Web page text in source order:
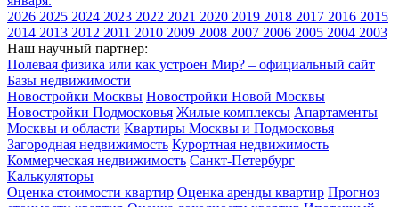
2026 2025 2024 2023 2022 2021 2020 2019 2018 2017 2016 2015
2014 2013 2012 2011 2010 2009 2008 2007 2006 2005 2004 2003
Наш научный партнер:
Полевая физика или как устроен Мир? – официальный сайт
Базы недвижимости
Новостройки Москвы Новостройки Новой Москвы
Новостройки Подмосковья Жилые комплексы Апартаменты
Москвы и области Квартиры Москвы и Подмосковья
Загородная недвижимость Курортная недвижимость
Коммерческая недвижимость Санкт-Петербург
Калькуляторы
Оценка стоимости квартир Оценка аренды квартир Прогноз